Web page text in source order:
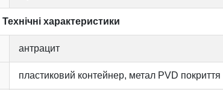
Технічні характеристики
антрацит
пластиковий контейнер, метал PVD покриття